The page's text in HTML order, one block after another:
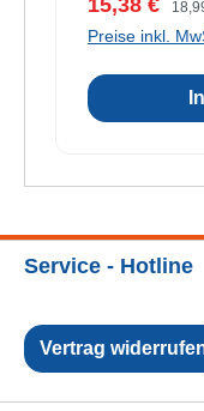
15,38 €
Preise inkl.
Service - Hotline
Vertrag